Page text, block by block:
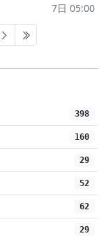
7日 05:00
398
160
29
52
62
29